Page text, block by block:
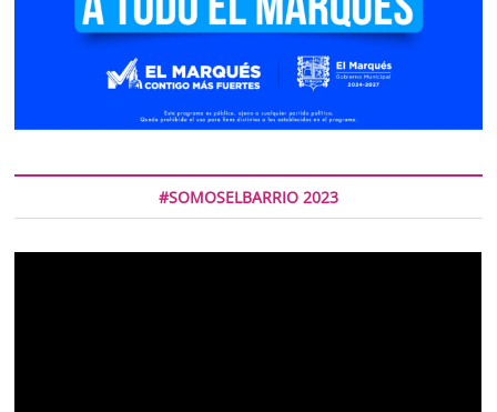
#SOMOSELBARRIO 2023